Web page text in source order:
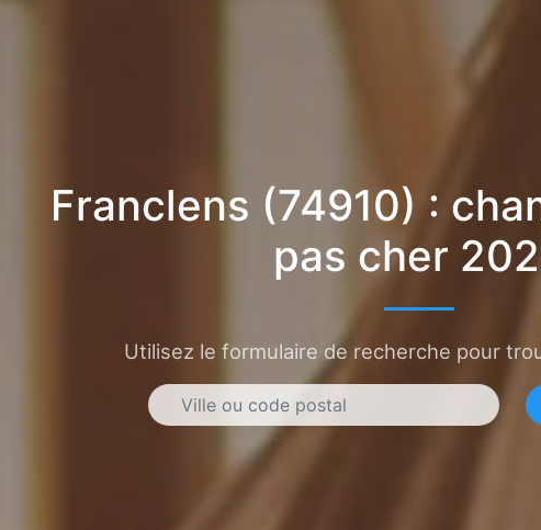
Franclens (74910) :
pas cher
Utilisez le formulaire de recherche pour